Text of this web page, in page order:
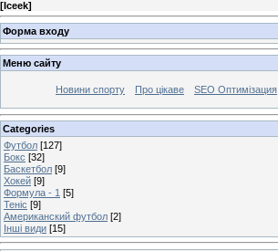
[Iceek]
Форма входу
Меню сайту
Новини спорту Про цікаве SEO Оптимізация
Categories
Футбол [127]
Бокс [32]
Баскетбол [9]
Хокей [9]
Формула - 1 [5]
Теніс [9]
Американский футбол [2]
Інші види [15]